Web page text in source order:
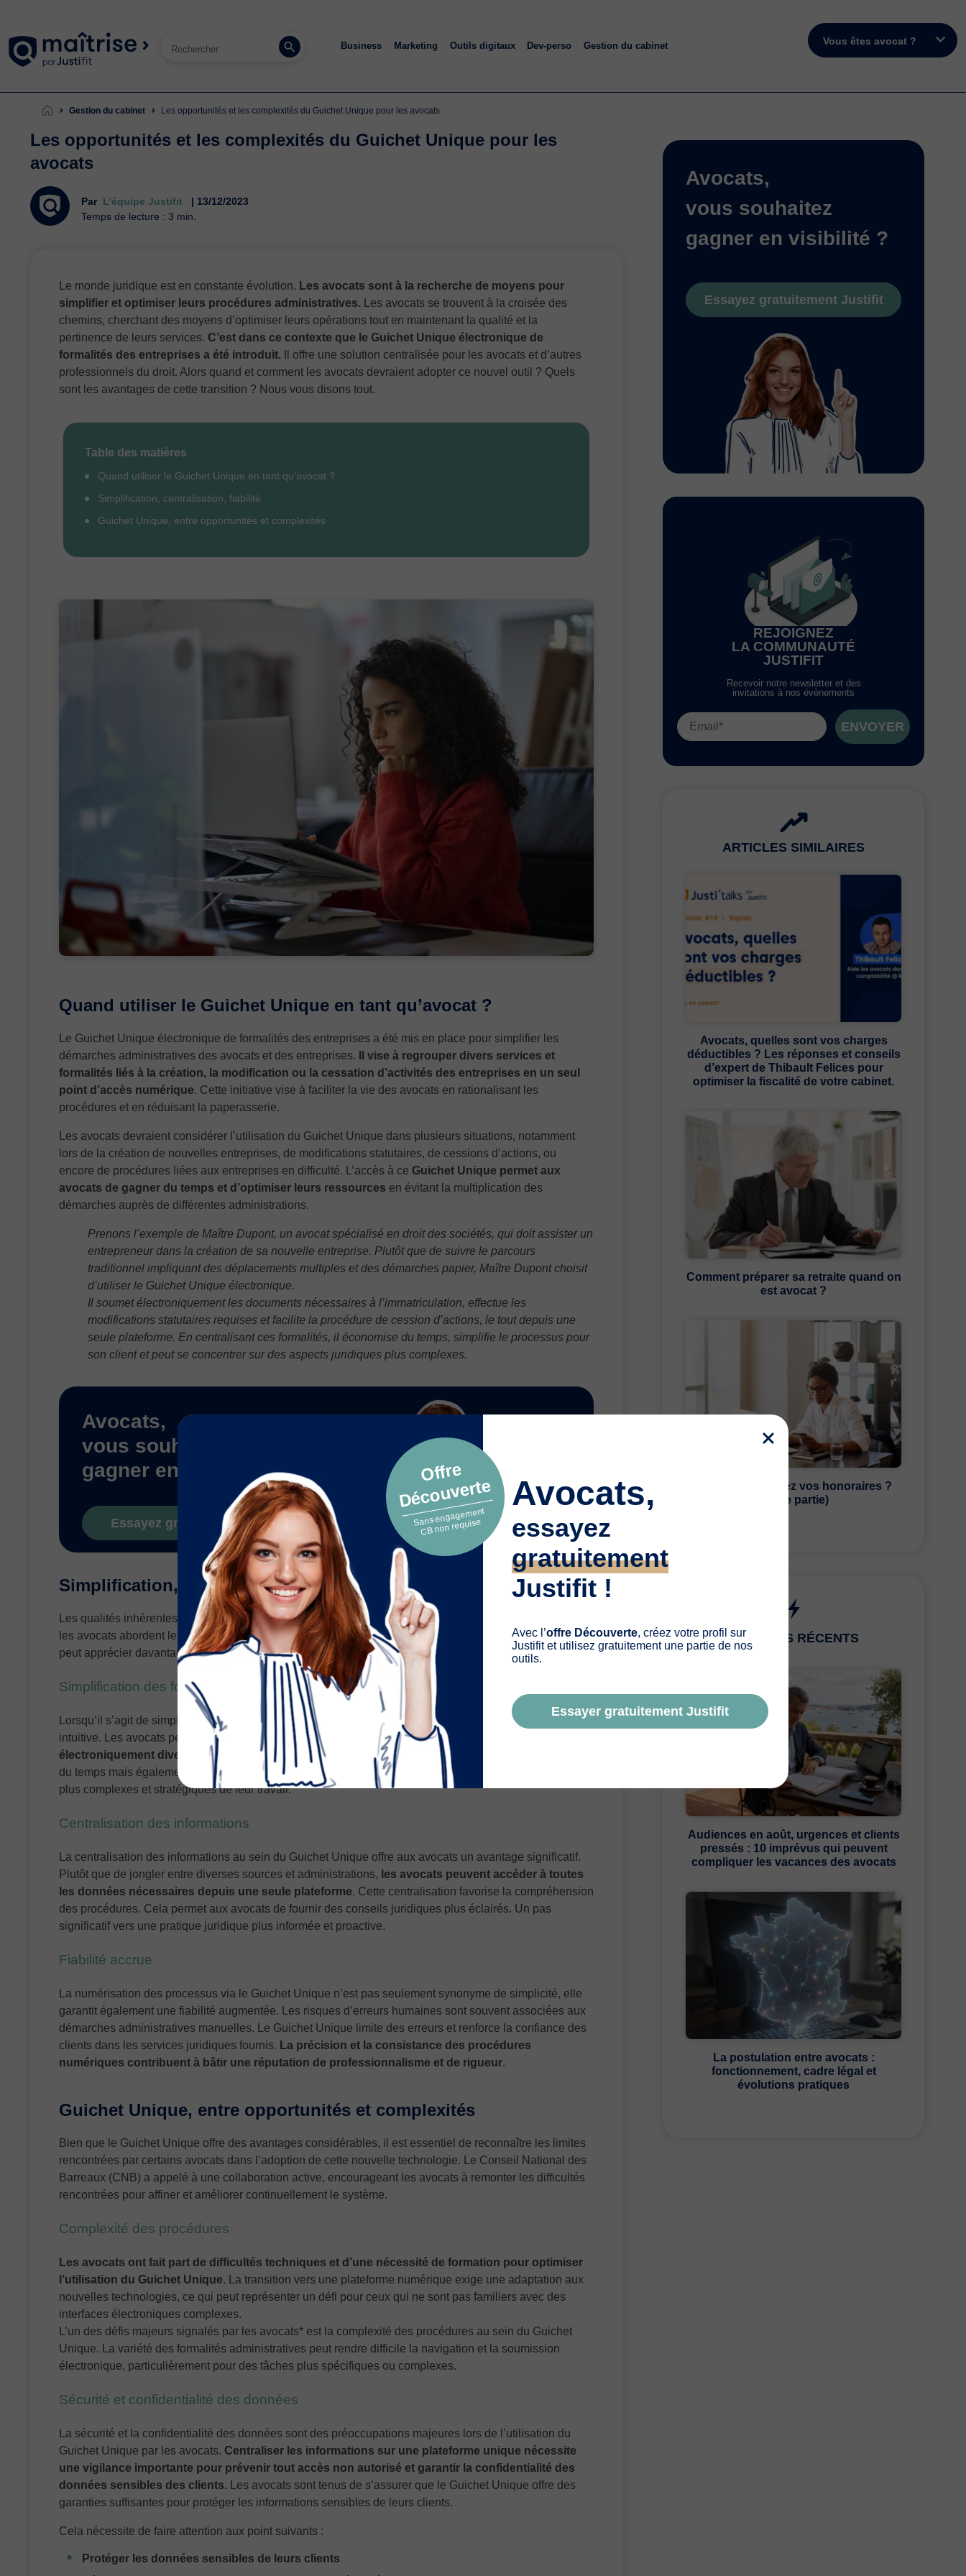
Business Marketing Outils digitaux Dev-perso Gestion du cabinet Vous êtes avocat ?
Gestion du cabinet Les opportunités et les complexités du Guichet Unique pour les avocats
Les opportunités et les complexités du Guichet Unique pour les
avocats
Par L’équipe Justifit
| 13/12/2023
Temps de lecture : 3 min.
Le monde juridique est en constante évolution. Les avocats sont à la recherche de moyens pour
simplifier et optimiser leurs procédures administratives. Les avocats se trouvent à la croisée des
chemins, cherchant des moyens d’optimiser leurs opérations tout en maintenant la qualité et la
pertinence de leurs services. C’est dans ce contexte que le Guichet Unique électronique de
formalités des entreprises a été introduit. Il offre une solution centralisée pour les avocats et d’autres
professionnels du droit. Alors quand et comment les avocats devraient adopter ce nouvel outil ? Quels
sont les avantages de cette transition ? Nous vous disons tout.
Table des matières
Quand utiliser le Guichet Unique en tant qu’avocat ?
Simplification, centralisation, fiabilité
Guichet Unique, entre opportunités et complexités
Quand utiliser le Guichet Unique en tant qu’avocat ?
Le Guichet Unique électronique de formalités des entreprises a été mis en place pour simplifier les
démarches administratives des avocats et des entreprises.
Il vise à regrouper divers services et
formalités liés à la création, la modification ou la cessation d’activités des entreprises en un seul
point d’accès numérique. Cette initiative vise à faciliter la vie des avocats en rationalisant les
procédures et en réduisant la paperasserie.
Les avocats devraient considérer l’utilisation du Guichet Unique dans plusieurs situations, notamment
lors de la création de nouvelles entreprises, de modifications statutaires, de cessions d’actions, ou
encore de procédures liées aux entreprises en difficulté. L’accès à ce Guichet Unique permet aux
avocats de gagner du temps et d’optimiser leurs ressources en évitant la multiplication des
démarches auprès de différentes administrations.
Prenons l’exemple de Maître Dupont, un avocat spécialisé en droit des sociétés, qui doit assister un
entrepreneur dans la création de sa nouvelle entreprise. Plutôt que de suivre le parcours
traditionnel impliquant des déplacements multiples et des démarches papier, Maître Dupont choisit
d’utiliser le Guichet Unique électronique.
Il soumet électroniquement les documents nécessaires à l’immatriculation, effectue les
modifications statutaires requises et facilite la procédure de cession d’actions, le tout depuis une
seule plateforme. En centralisant ces formalités, il économise du temps, simplifie le processus pour
son client et peut se concentrer sur des aspects juridiques plus complexes.
Avocats,
vous souhaitez
gagner en visibilité ?
Essayez gratuitement Justifit
Simplification, centralisation, fiabilité
Les qualités inhérentes du Guichet Unique représentent un véritable changement dans la manière dont
les avocats abordent les formalités administratives. En examinant de plus près ces caractéristiques, on
peut apprécier davantage la valeur qu’elles apportent à la pratique juridique moderne :
Simplification des formalités pour les avocats
Lorsqu’il s’agit de simplifier les formalités, le Guichet Unique se distingue par son interface utilisateur
intuitive. Les avocats peuvent passer les différentes étapes du processus. Ils peuvent ensuite
électroniquement divers documents en quelques clics
. Cette simplicité d’utilisation permet de libérer
du temps mais également des ressources mentales. Les avocats se concentrent alors sur des aspects
plus complexes et stratégiques de leur travail.
Centralisation des informations
La centralisation des informations au sein du Guichet Unique offre aux avocats un avantage significatif.
Plutôt que de jongler entre diverses sources et administrations, les avocats peuvent accéder à toutes
les données nécessaires depuis une seule plateforme. Cette centralisation favorise la compréhension
des procédures. Cela permet aux avocats de fournir des conseils juridiques plus éclairés. Un pas
significatif vers une pratique juridique plus informée et proactive.
Fiabilité accrue
La numérisation des processus via le Guichet Unique n’est pas seulement synonyme de simplicité, elle
garantit également une fiabilité augmentée. Les risques d’erreurs humaines sont souvent associées aux
démarches administratives manuelles. Le Guichet Unique limite des erreurs et renforce la confiance des
clients dans les services juridiques fournis. La précision et la consistance des procédures
numériques contribuent à bâtir une réputation de professionnalisme et de rigueur.
Guichet Unique, entre opportunités et complexités
Bien que le Guichet Unique offre des avantages considérables, il est essentiel de reconnaître les limites
rencontrées par certains avocats dans l’adoption de cette nouvelle technologie. Le Conseil National des
Barreaux (CNB) a appelé à une collaboration active, encourageant les avocats à remonter les difficultés
rencontrées pour affiner et améliorer continuellement le système.
Complexité des procédures
Les avocats ont fait part de difficultés techniques et d’une nécessité de formation pour optimiser
l’utilisation du Guichet Unique. La transition vers une plateforme numérique exige une adaptation aux
nouvelles technologies, ce qui peut représenter un défi pour ceux qui ne sont pas familiers avec des
interfaces électroniques complexes.
L’un des défis majeurs signalés par les avocats* est la complexité des procédures au sein du Guichet
Unique. La variété des formalités administratives peut rendre difficile la navigation et la soumission
électronique, particulièrement pour des tâches plus spécifiques ou complexes.
Sécurité et confidentialité des données
La sécurité et la confidentialité des données sont des préoccupations majeures lors de l’utilisation du
Guichet Unique par les avocats. Centraliser les informations sur une plateforme unique nécessite
une vigilance importante pour prévenir tout accès non autorisé et garantir la confidentialité des
données sensibles des clients. Les avocats sont tenus de s’assurer que le Guichet Unique offre des
garanties suffisantes pour protéger les informations sensibles de leurs clients.
Cela nécessite de faire attention aux point suivants :
Protéger les données sensibles de leurs clients
Avocats,
vous souhaitez
gagner en visibilité ?
Essayez gratuitement Justifit
REJOIGNEZ
LA COMMUNAUTÉ
JUSTIFIT
Recevoir notre newsletter et des
invitations à nos évènements
ENVOYER
ARTICLES SIMILAIRES
Avocats, quelles sont vos charges
déductibles ? Les réponses et conseils
d’expert de Thibault Felices pour
optimiser la fiscalité de votre cabinet.
Comment préparer sa retraite quand on
est avocat ?
Avocats, repensez vos honoraires ?
(3ème partie)
ARTICLES RÉCENTS
Audiences en août, urgences et clients
pressés : 10 imprévus qui peuvent
compliquer les vacances des avocats
La postulation entre avocats :
fonctionnement, cadre légal et
évolutions pratiques
Offre
Découverte
Sans engagement
CB non requise
Avocats,
essayez
gratuitement
Justifit !
Avec l’offre Découverte, créez votre profil sur
Justifit et utilisez gratuitement une partie de nos
outils.
Essayer gratuitement Justifit